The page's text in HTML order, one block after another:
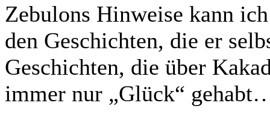
Zebulons Hinweise kann
den Geschichten, die er
Geschichten, die über
immer nur „Glück“